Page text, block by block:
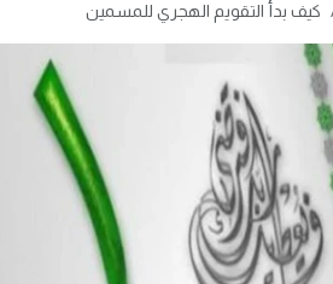
كيف بدأ التقويم الهجري للمسمين